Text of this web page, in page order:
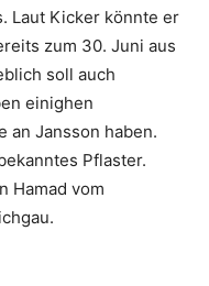
Laut Kicker könnte er
zum 30. Juni aus
soll auch
einighen
an Jansson haben.
Pflaster.
Hamad vom